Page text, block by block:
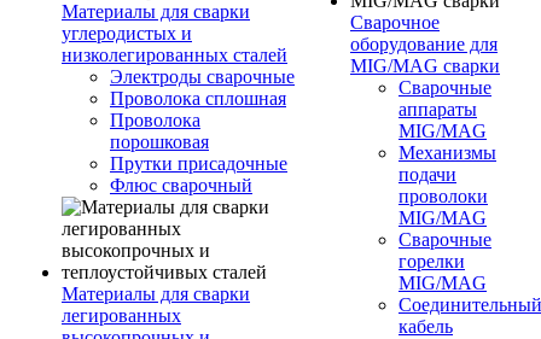
Материалы для сварки
углеродистых и
низколегированных сталей
Электроды сварочные
Проволока сплошная
Проволока
порошковая
Прутки присадочные
Флюс сварочный
Материалы для сварки
легированных
Сварочное
оборудование для
MIG/MAG сварки
Сварочные
аппараты
MIG/MAG
Механизмы
подачи
проволоки
MIG/MAG
Сварочные
горелки
MIG/MAG
Соединительный
кабель